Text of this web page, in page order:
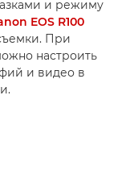
и режиму
EOS R100
При
настроить
и видео в